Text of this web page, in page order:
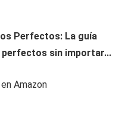
Perfectos: La guía
sin importar...
Amazon